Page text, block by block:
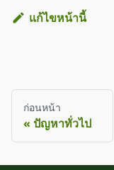
แก้ไขหน้านี้
ก่อนหน้า
ปัญหาทั่วไป